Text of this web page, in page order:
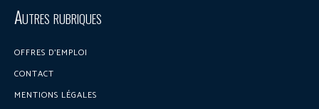
Autres rubriques
OFFRES D’EMPLOI
CONTACT
MENTIONS LÉGALES